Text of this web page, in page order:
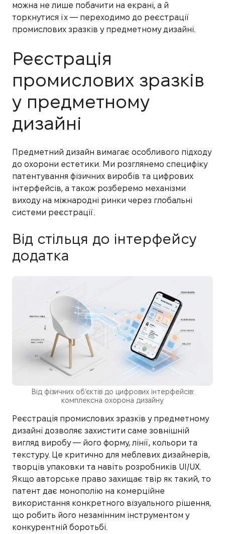
можна не лише побачити на екрані, а й
торкнутися їх — переходимо до реєстрації
промислових зразків у предметному дизайні.
Реєстрація
промислових зразків
у предметному
дизайні
Предметний дизайн вимагає особливого підходу
до охорони естетики. Ми розглянемо специфіку
патентування фізичних виробів та цифрових
інтерфейсів, а також розберемо механізми
виходу на міжнародні ринки через глобальні
системи реєстрації.
Від стільця до інтерфейсу
додатка
Від фізичних об’єктів до цифрових інтерфейсів:
комплексна охорона дизайну
Реєстрація промислових зразків у предметному
дизайні дозволяє захистити саме зовнішній
вигляд виробу — його форму, лінії, кольори та
текстуру. Це критично для меблевих дизайнерів,
творців упаковки та навіть розробників UI/UX.
Якщо авторське право захищає твір як такий, то
патент дає монополію на комерційне
використання конкретного візуального рішення,
що робить його незамінним інструментом у
конкурентній боротьбі.